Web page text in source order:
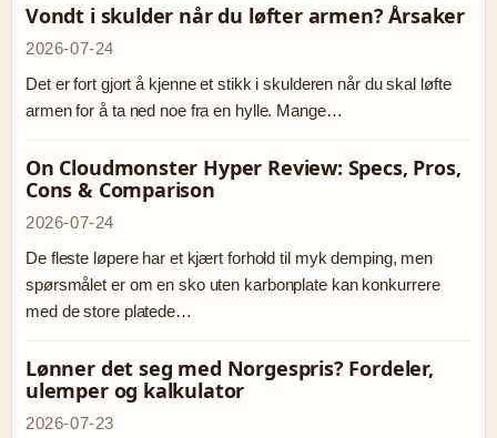
Vondt i skulder når du løfter armen? Årsaker
2026-07-24
Det er fort gjort å kjenne et stikk i skulderen når du skal løfte
armen for å ta ned noe fra en hylle. Mange…
On Cloudmonster Hyper Review: Specs, Pros,
Cons & Comparison
2026-07-24
De fleste løpere har et kjært forhold til myk demping, men
spørsmålet er om en sko uten karbonplate kan konkurrere
med de store platede…
Lønner det seg med Norgespris? Fordeler,
ulemper og kalkulator
2026-07-23